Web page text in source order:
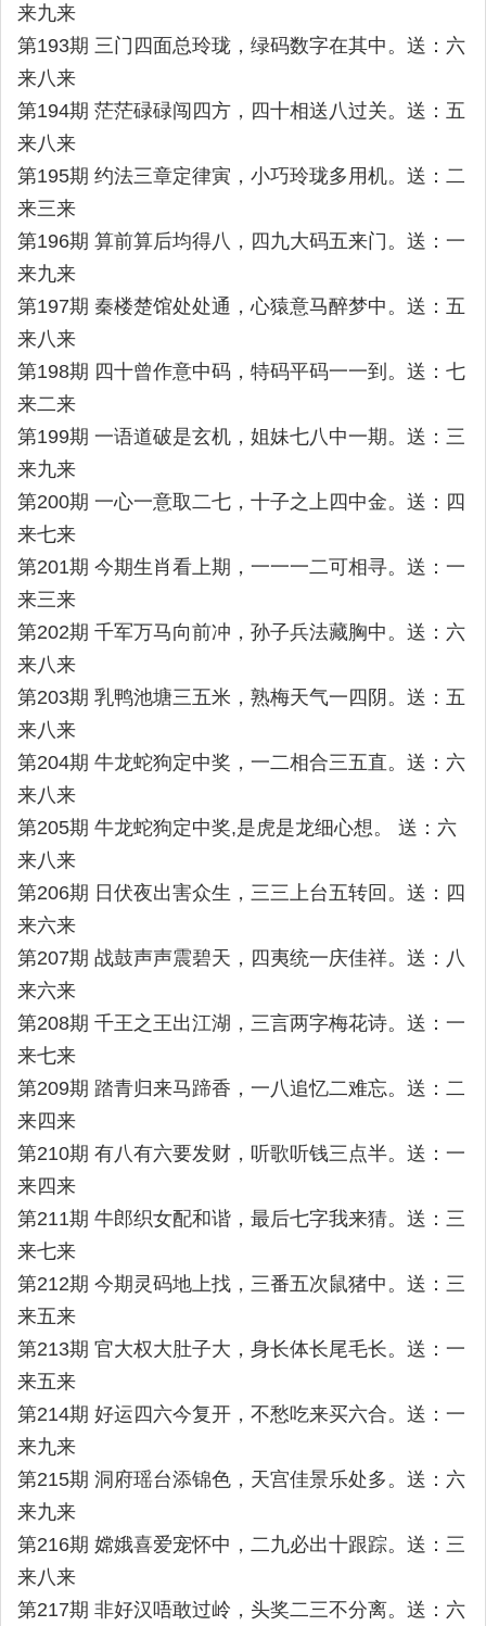
来九来
第193期 三门四面总玲珑，绿码数字在其中。送：六
来八来
第194期 茫茫碌碌闯四方，四十相送八过关。送：五
来八来
第195期 约法三章定律寅，小巧玲珑多用机。送：二
来三来
第196期 算前算后均得八，四九大码五来门。送：一
来九来
第197期 秦楼楚馆处处通，心猿意马醉梦中。送：五
来八来
第198期 四十曾作意中码，特码平码一一到。送：七
来二来
第199期 一语道破是玄机，姐妹七八中一期。送：三
来九来
第200期 一心一意取二七，十子之上四中金。送：四
来七来
第201期 今期生肖看上期，一一一二可相寻。送：一
来三来
第202期 千军万马向前冲，孙子兵法藏胸中。送：六
来八来
第203期 乳鸭池塘三五米，熟梅天气一四阴。送：五
来八来
第204期 牛龙蛇狗定中奖，一二相合三五直。送：六
来八来
第205期 牛龙蛇狗定中奖,是虎是龙细心想。 送：六
来八来
第206期 日伏夜出害众生，三三上台五转回。送：四
来六来
第207期 战鼓声声震碧天，四夷统一庆佳祥。送：八
来六来
第208期 千王之王出江湖，三言两字梅花诗。送：一
来七来
第209期 踏青归来马蹄香，一八追忆二难忘。送：二
来四来
第210期 有八有六要发财，听歌听钱三点半。送：一
来四来
第211期 牛郎织女配和谐，最后七字我来猜。送：三
来七来
第212期 今期灵码地上找，三番五次鼠猪中。送：三
来五来
第213期 官大权大肚子大，身长体长尾毛长。送：一
来五来
第214期 好运四六今复开，不愁吃来买六合。送：一
来九来
第215期 洞府瑶台添锦色，天宫佳景乐处多。送：六
来九来
第216期 嫦娥喜爱宠怀中，二九必出十跟踪。送：三
来八来
第217期 非好汉唔敢过岭，头奖二三不分离。送：六